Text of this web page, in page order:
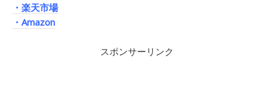
・楽天市場
・Amazon
スポンサーリンク